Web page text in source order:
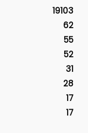
19103
62
55
52
31
28
17
17